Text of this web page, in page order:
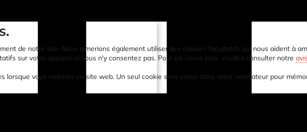
de notre site. Nous aimerions également utiliser des cookies facultatifs qui nous aident à
sur votre appareil si vous n'y consentez pas. Pour en savoir plus, veuillez consulter notre
lorsque vous visiterez ce site web. Un seul cookie sera utilisé dans votre navigateur pour